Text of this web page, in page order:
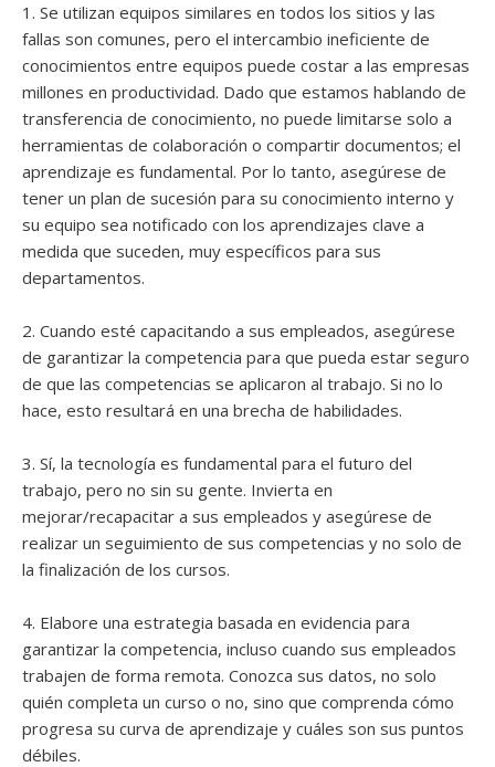
1. Se utilizan equipos similares en todos los sitios y las
fallas son comunes, pero el intercambio ineficiente de
conocimientos entre equipos puede costar a las empresas
millones en productividad. Dado que estamos hablando de
transferencia de conocimiento, no puede limitarse solo a
herramientas de colaboración o compartir documentos; el
aprendizaje es fundamental. Por lo tanto, asegúrese de
tener un plan de sucesión para su conocimiento interno y
su equipo sea notificado con los aprendizajes clave a
medida que suceden, muy específicos para sus
departamentos.
2. Cuando esté capacitando a sus empleados, asegúrese
de garantizar la competencia para que pueda estar seguro
de que las competencias se aplicaron al trabajo. Si no lo
hace, esto resultará en una brecha de habilidades.
3. Sí, la tecnología es fundamental para el futuro del
trabajo, pero no sin su gente. Invierta en
mejorar/recapacitar a sus empleados y asegúrese de
realizar un seguimiento de sus competencias y no solo de
la finalización de los cursos.
4. Elabore una estrategia basada en evidencia para
garantizar la competencia, incluso cuando sus empleados
trabajen de forma remota. Conozca sus datos, no solo
quién completa un curso o no, sino que comprenda cómo
progresa su curva de aprendizaje y cuáles son sus puntos
débiles.